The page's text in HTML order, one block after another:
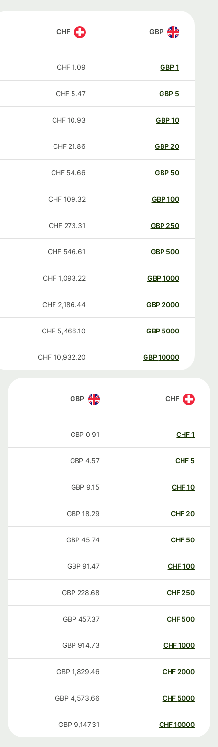
GBP
CHF
GBP
1.09
CHF
GBP
5.47
CHF
GBP
10.93
CHF
20
GBP
21.86
CHF
50
GBP
54.66
CHF
100
GBP
109.32
CHF
250
GBP
273.31
CHF
500
GBP
546.61
CHF
1000
GBP
1,093.22
CHF
2000
GBP
2,186.44
CHF
5000
GBP
5,466.10
CHF
10000
GBP
10,932.20
CHF
CHF
GBP
CHF
0.91
GBP
CHF
4.57
GBP
CHF
9.15
GBP
20
CHF
18.29
GBP
50
CHF
45.74
GBP
100
CHF
91.47
GBP
250
CHF
228.68
GBP
500
CHF
457.37
GBP
1000
CHF
914.73
GBP
2000
CHF
1,829.46
GBP
5000
CHF
4,573.66
GBP
10000
CHF
9,147.31
GBP